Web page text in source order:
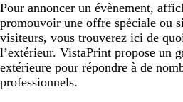
Pour annoncer un évènement,
promouvoir une offre spéciale ou
visiteurs, vous trouverez ici de
l’extérieur. VistaPrint propose un
extérieure pour répondre à de
professionnels.